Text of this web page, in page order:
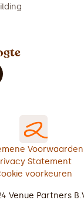
Voorwaarden
Statement
voorkeuren
Venue Partners